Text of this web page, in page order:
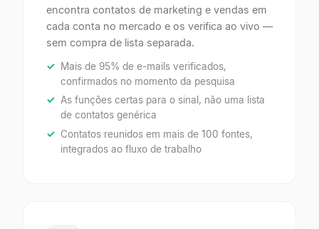
encontra contatos de marketing e vendas em
cada conta no mercado e os verifica ao vivo —
sem compra de lista separada.
Mais de 95% de e-mails verificados,
confirmados no momento da pesquisa
As funções certas para o sinal, não uma lista
de contatos genérica
Contatos reunidos em mais de 100 fontes,
integrados ao fluxo de trabalho